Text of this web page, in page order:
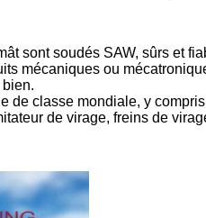
sont soudés SAW, sûrs et
mécaniques ou
de classe mondiale, y
de virage, freins de